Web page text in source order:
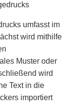
umfasst im
wird mithilfe
Muster oder
wird
Text in die
importiert